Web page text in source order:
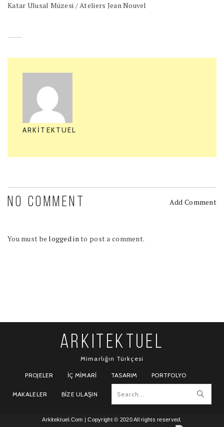
Katar Ulusal Müzesi / Ateliers Jean Nouvel
ARKITEKTUEL
NO COMMENT Add Comment
You must belogged into post a comment.
ARKITEKTUEL
Mimarlığın Türkçesi
PROJELER İÇ MIMARI TASARIM PORTFOLYO
MAKALELER BIZE ULAŞIN
Arkitektuel.Com | Copyright © 2020 All rights reserved.